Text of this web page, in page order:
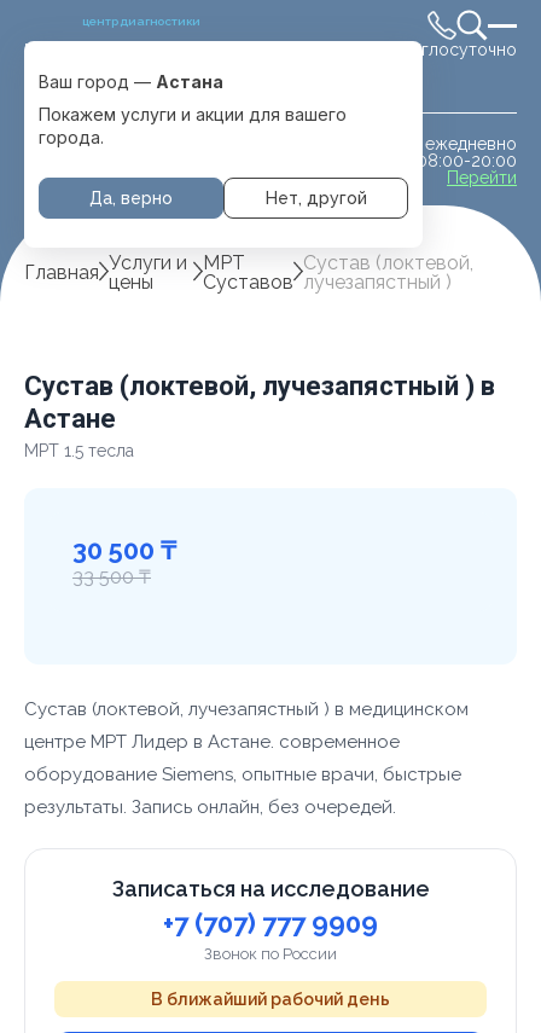
центр диагностики
Выбрать город
с. Отеген батыра
Круглосуточно
ежедневно
08:00-20:00
Перейти
Ваш город — Астана
Покажем услуги и акции для вашего
города.
Да, верно Нет, другой
Главная Услуги и
цены
МРТ
Суставов
Сустав (локтевой,
лучезапястный )
Сустав (локтевой, лучезапястный ) в
Астане
МРТ 1.5 тесла
30 500 ₸
33 500 ₸
Сустав (локтевой, лучезапястный ) в медицинском
центре МРТ Лидер в Астане. современное
оборудование Siemens, опытные врачи, быстрые
результаты. Запись онлайн, без очередей.
Записаться на исследование
+7 (707) 777 9909
Звонок по России
В ближайший рабочий день